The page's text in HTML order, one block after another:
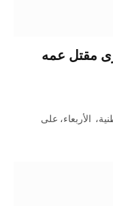
مقتل عمه
الأربعاء، على